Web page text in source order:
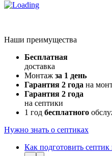
Наши преимущества
Бесплатная
доставка
Монтаж за 1 день
Гарантия 2 года на
Гарантия 2 года
на септики
1 год бесплатного
Нужно знать о септиках
Как подготовить септик